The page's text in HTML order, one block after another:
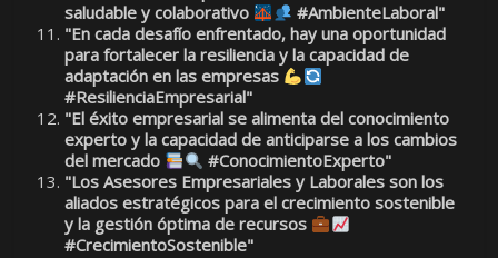
saludable y colaborativo
#AmbienteLaboral"
"En cada desafío enfrentado, hay una oportunidad
para fortalecer la resiliencia y la capacidad de
adaptación en las empresas
#ResilienciaEmpresarial"
"El éxito empresarial se alimenta del conocimiento
experto y la capacidad de anticiparse a los cambios
del mercado
#ConocimientoExperto"
"Los Asesores Empresariales y Laborales son los
aliados estratégicos para el crecimiento sostenible
y la gestión óptima de recursos
#CrecimientoSostenible"